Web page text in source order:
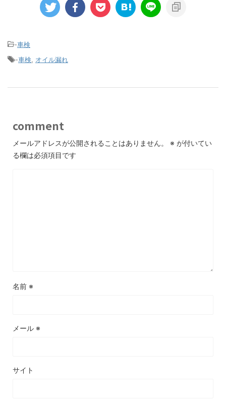
-車検
-車検 オイル漏れ
comment
メールアドレスが公開されることはありません。 ※ が付いてい
る欄は必須項目です
名前 ※
メール ※
サイト